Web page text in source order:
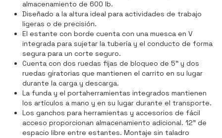
almacenamiento de 600 lb.
Diseñado a la altura ideal para actividades de trabajo
ligeras o de precisión.
El estante con borde cuenta con una muesca en V
integrada para sujetar la tubería y el conducto de forma
segura para un corte seguro.
Cuenta con dos ruedas fijas de bloqueo de 5" y dos
ruedas giratorias que mantienen el carrito en su lugar
durante la carga y descarga.
La funda y el portaherramientas integrados mantienen
los artículos a mano y en su lugar durante el transporte.
Los ganchos para herramientas y accesorios de fácil
acceso proporcionan almacenamiento adicional. 12” de
espacio libre entre estantes. Montaje sin taladro